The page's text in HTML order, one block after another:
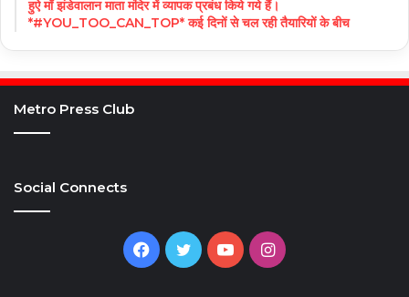
हुऐ माँ झंडेवालान माता मंदिर में व्यापक प्रबंध किये गये हैं।
*#YOU_TOO_CAN_TOP* कई दिनों से चल रही तैयारियों के बीच
Metro Press Club
Social Connects
Facebook
TwitterYouTubeInstagram